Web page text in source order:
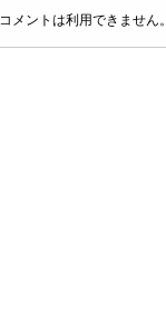
コメントは利用できません。